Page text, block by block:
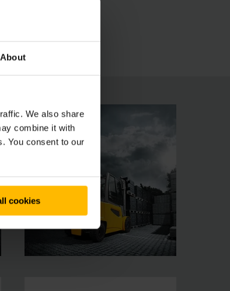
About
We also share
combine it with
You consent to our
cookies
systèmes d’assistance et